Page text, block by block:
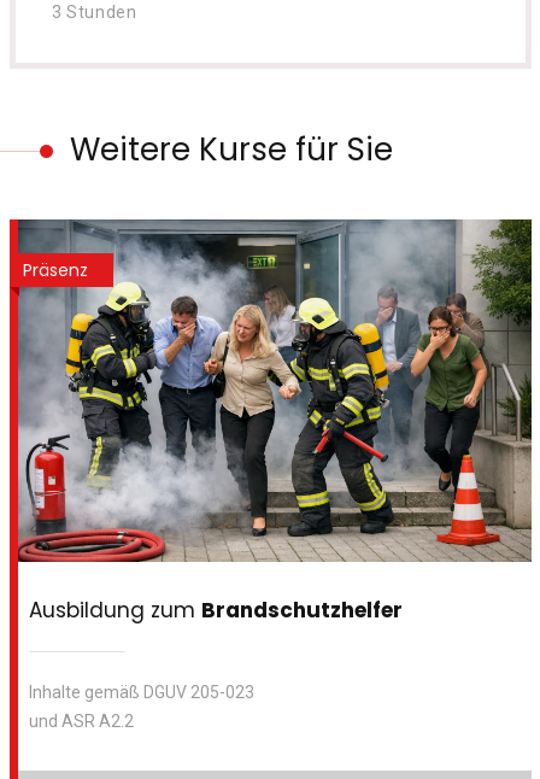
3 Stunden
Weitere Kurse für Sie
Präsenz
Ausbildung zum Brandschutzhelfer
Inhalte gemäß DGUV 205-023
und ASR A2.2